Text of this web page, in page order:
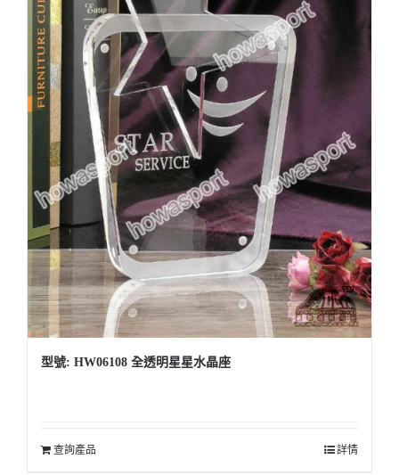
型號: HW06108 全透明星星水晶座
查詢產品 詳情